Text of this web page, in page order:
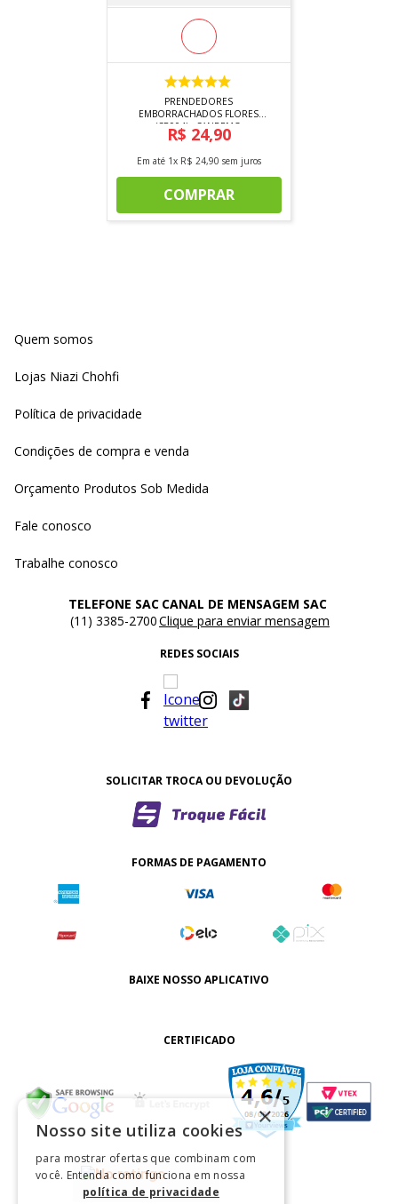
PRENDEDORES
EMBORRACHADOS FLORES
(SR904) - SANREMO
R$ 24,90
Em até 1x R$ 24,90 sem juros
COMPRAR
Quem somos
Lojas Niazi Chohfi
Política de privacidade
Condições de compra e venda
Orçamento Produtos Sob Medida
Fale conosco
Trabalhe conosco
TELEFONE SAC
(11) 3385-2700
CANAL DE MENSAGEM SAC
Clique para enviar mensagem
REDES SOCIAIS
SOLICITAR TROCA OU DEVOLUÇÃO
FORMAS DE PAGAMENTO
BAIXE NOSSO APLICATIVO
CERTIFICADO
×
Nosso site utiliza cookies
para mostrar ofertas que combinam com
você. Entenda como funciona em nossa
política de privacidade